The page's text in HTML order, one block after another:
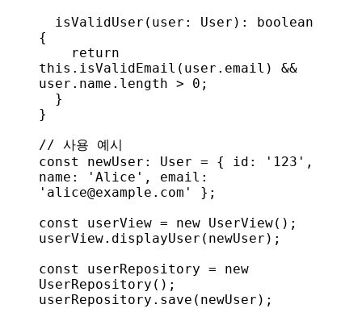
  isValidUser
( user : User ): boolean
{
    return
this . isValidEmail ( user . email
user . name . length > 0 ;
  }
}
// 사용 예시
const
newUser : User = { id: '123'
name:
'Alice' , email:
'alice@example.com'
};
const
userView = new UserView();
userView. displayUser ( newUser );
const
userRepository = new
UserRepository ();
userRepository . save ( newUser );